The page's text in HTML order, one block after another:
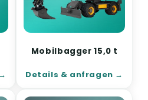
Mobilbagger 15,0 t
Details & anfragen